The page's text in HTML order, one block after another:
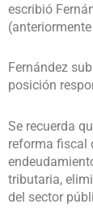
escribió
Fernández
posición
Se recuerda
reforma fiscal
tributaria,
del sector